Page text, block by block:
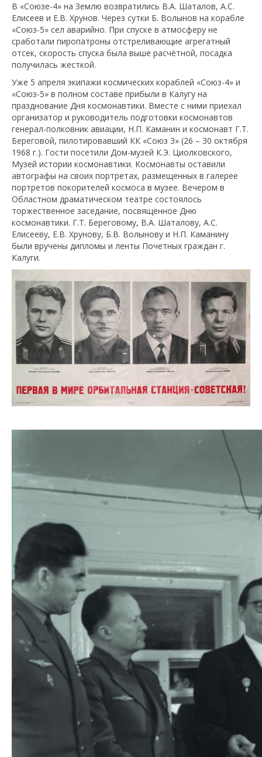
В «Союзе-4» на Землю возвратились В.А. Шаталов, А.С.
Елисеев и Е.В. Хрунов. Через сутки Б. Волынов на корабле
«Союз-5» сел аварийно. При спуске в атмосферу не
сработали пиропатроны отстреливающие агрегатный
отсек, скорость спуска была выше расчётной, посадка
получилась жесткой.
Уже 5 апреля экипажи космических кораблей «Союз-4» и
«Союз-5» в полном составе прибыли в Калугу на
празднование Дня космонавтики. Вместе с ними приехал
организатор и руководитель подготовки космонавтов
генерал-полковник авиации, Н.П. Каманин и космонавт Г.Т.
Береговой, пилотировавший КК «Союз 3» (26 – 30 октября
1968 г.). Гости посетили Дом-музей К.Э. Циолковского,
Музей истории космонавтики. Космонавты оставили
автографы на своих портретах, размещенных в галерее
портретов покорителей космоса в музее. Вечером в
Областном драматическом театре состоялось
торжественное заседание, посвященное Дню
космонавтики. Г.Т. Береговому, В.А. Шаталову, А.С.
Елисееву, Е.В. Хрунову, Б.В. Волынову и Н.П. Каманину
были вручены дипломы и ленты Почетных граждан г.
Калуги.